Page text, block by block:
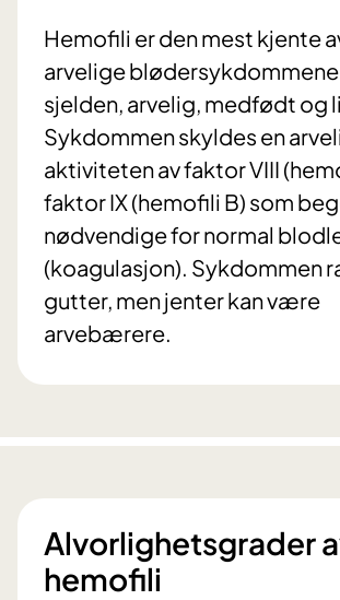
Hemofili er den mest kjente
arvelige
sjelden, arvelig, medfødt og
Sykdommen skyldes en
aktiviteten av faktor VIII
faktor IX (hemofili B) som
nødvendige for normal
(koagulasjon). Sykdommen
gutter, men jenter kan være
arvebærere.
Alvorlighetsgrader
hemofili